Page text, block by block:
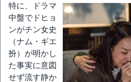
特に、ドラマ
中盤でドヒョ
ンがチン女史
（ナム・ギエ
扮）が明かし
た事実に意図
せず流す静か